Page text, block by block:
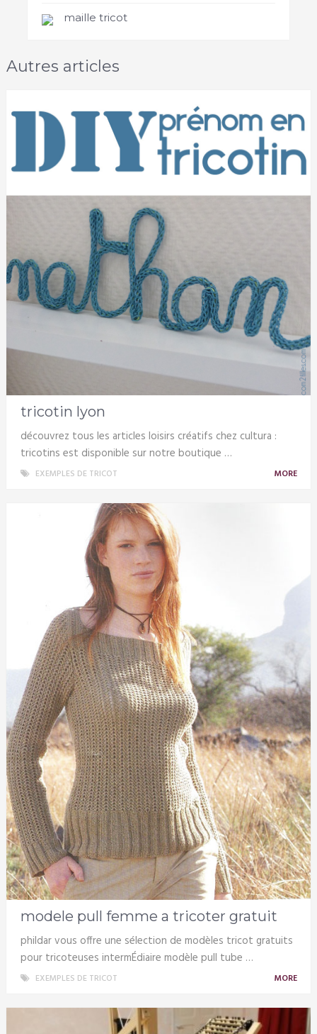
maille tricot
Autres articles
tricotin lyon
découvrez tous les articles loisirs créatifs chez cultura :
tricotins est disponible sur notre boutique …
EXEMPLES DE TRICOT MORE
modele pull femme a tricoter gratuit
phildar vous offre une sélection de modèles tricot gratuits
pour tricoteuses intermÉdiaire modèle pull tube …
EXEMPLES DE TRICOT MORE